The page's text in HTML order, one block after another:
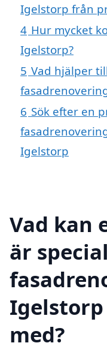
Igelstorp från
4 Hur mycket
Igelstorp?
5 Vad hjälper
6 Sök efter en
Igelstorp
Vad kan
är
med?